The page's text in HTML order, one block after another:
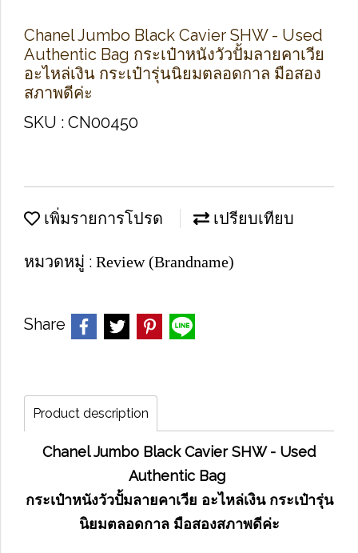
Chanel Jumbo Black Cavier SHW - Used
Authentic Bag กระเป๋าหนังวัวปั้มลายคาเวีย
อะไหล่เงิน กระเป๋ารุ่นนิยมตลอดกาล มือสอง
สภาพดีค่ะ
SKU : CN00450
เพิ่มรายการโปรด เปรียบเทียบ
หมวดหมู่ : Review (Brandname)
Share
Product description
Chanel Jumbo Black Cavier SHW - Used
Authentic Bag
กระเป๋าหนังวัวปั้มลายคาเวีย อะไหล่เงิน กระเป๋ารุ่น
นิยมตลอดกาล มือสองสภาพดีค่ะ